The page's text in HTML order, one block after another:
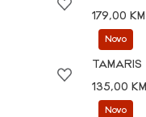
179,00 KM
Novo
TAMARIS
135,00 KM
Novo